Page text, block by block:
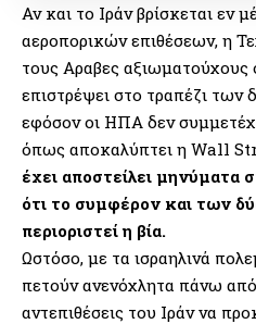
Αν και το Ιράν βρίσκεται εν
αεροπορικών επιθέσεων, η
τους Αραβες αξιωματούχους
επιστρέψει στο τραπέζι των
εφόσον οι ΗΠΑ δεν
όπως αποκαλύπτει η Wall
έχει αποστείλει μηνύματα
ότι το συμφέρον και των
περιοριστεί η βία.
Ωστόσο, με τα ισραηλινά
πετούν ανενόχλητα πάνω
αντεπιθέσεις του Ιράν να